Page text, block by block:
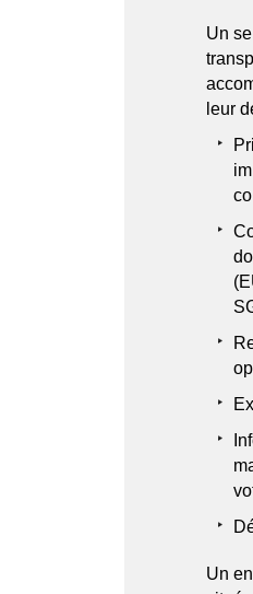
Un
leur
Un